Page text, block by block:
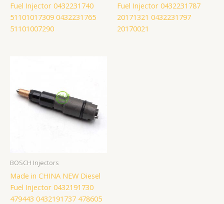
Fuel Injector 0432231740
51101017309 0432231765
51101007290
Fuel Injector 0432231787
20171321 0432231797
20170021
BOSCH Injectors
Made in CHINA NEW Diesel
Fuel Injector 0432191730
479443 0432191737 478605